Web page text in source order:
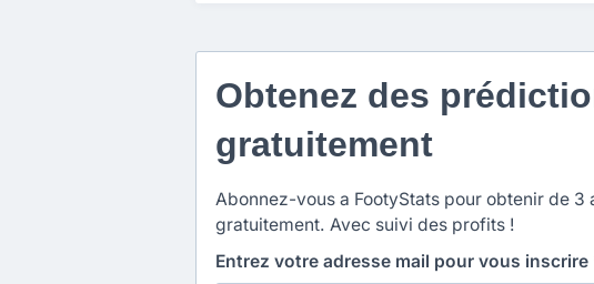
Obtenez des
gratuitement
Abonnez-vous a FootyStats pour obtenir de 3
gratuitement. Avec suivi des profits !
Entrez votre adresse mail pour vous inscrire